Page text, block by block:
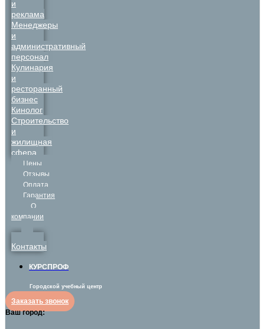
и
реклама
Менеджеры
и
административный
персонал
Кулинария
и
ресторанный
бизнес
Кинолог
Строительство
и
жилищная
сфера
Цены
Отзывы
Оплата
Гарантия
О
компании
Контакты
КУРСПРОФ
Городской учебный центр
Заказать звонок
Ваш город: